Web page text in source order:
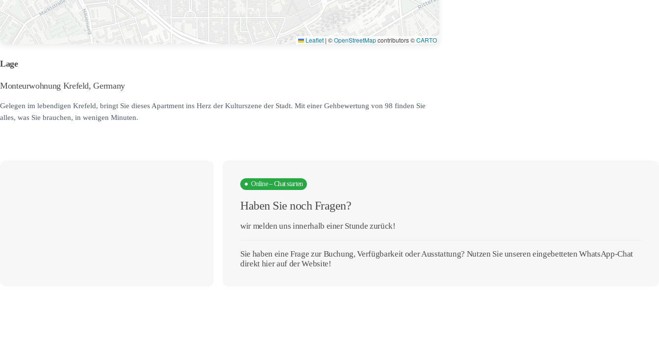
Leaflet | ©OpenStreetMapcontributors ©CARTO
Lage
Monteurwohnung Krefeld, Germany
Gelegen im lebendigen Krefeld, bringt Sie dieses Apartment ins Herz der Kulturszene der Stadt. Mit einer Gehbewertung von 98 finden Sie
alles, was Sie brauchen, in wenigen Minuten.
● Online – Chat starten
Haben Sie noch Fragen?
wir melden uns innerhalb einer Stunde zurück!
Sie haben eine Frage zur Buchung, Verfügbarkeit oder Ausstattung? Nutzen Sie unseren eingebetteten WhatsApp-Chat
direkt hier auf der Website!